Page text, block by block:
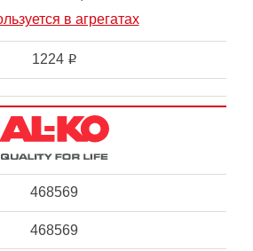
в агрегатах
1224 i
468569
468569